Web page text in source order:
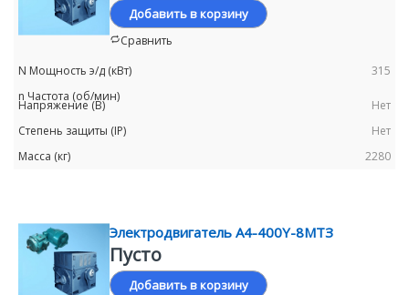
Добавить в корзину
Сравнить
315
Нет
Нет
2280
Электродвигатель А4-400Y-8МТЗ
Пусто
Добавить в корзину